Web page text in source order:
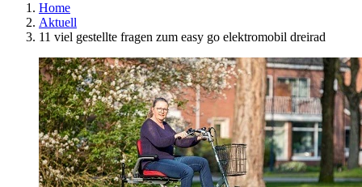
Home
Aktuell
11 viel gestellte fragen zum easy go elektromobil dreirad